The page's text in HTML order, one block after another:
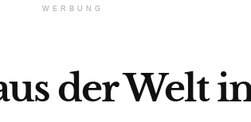
WERBUNG
der Welt